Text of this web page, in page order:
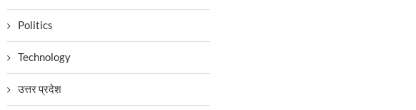
Politics
Technology
उत्तर प्रदेश